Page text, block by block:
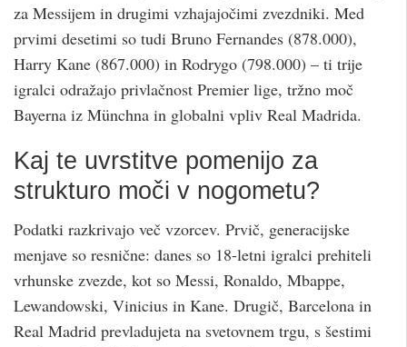
za Messijem in drugimi vzhajajočimi zvezdniki. Med
prvimi desetimi so tudi Bruno Fernandes (878.000),
Harry Kane (867.000) in Rodrygo (798.000) – ti trije
igralci odražajo privlačnost Premier lige, tržno moč
Bayerna iz Münchna in globalni vpliv Real Madrida.
Kaj te uvrstitve pomenijo za
strukturo moči v nogometu?
Podatki razkrivajo več vzorcev. Prvič, generacijske
menjave so resnične: danes so 18-letni igralci prehiteli
vrhunske zvezde, kot so Messi, Ronaldo, Mbappe,
Lewandowski, Vinicius in Kane. Drugič, Barcelona in
Real Madrid prevladujeta na svetovnem trgu, s šestimi